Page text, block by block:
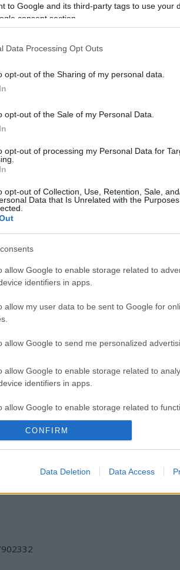
to Google and its third-party tags to use your
consent section.
Data Processing Opt Outs
opt-out of the Sharing of my personal data.
opt-out of the Sale of my Personal Data.
opt-out of processing my Personal Data for
opt-out of Collection, Use, Retention, Sale,
Data that Is Unrelated with the
allow Google to enable storage related to
identifiers in apps.
allow my user data to be sent to Google for
allow Google to send me personalized
allow Google to enable storage related to
identifiers in apps.
allow Google to enable storage related to
allow Google to enable storage related to
allow Google to enable storage related to
CONFIRM
Data Deletion Data Access
A két ország együttműködik a
Magyar Nemzeti Digitális Archívum
így közös erőfeszítéssel
kulturális örökség hosszú
kultúrkincs bárki számára
az Europeanán keresztül.
szabályozza a kétoldalú
a tudományos élet területén. A mostani
a felek háromévente
konkrét irányokat,
Kultúráért Felelős
Obuljen délután megnyitja a Horvát
című kiállítást a Néprajzi Múzeumban.
SZÁGULDÁS,
SÁRKÁNYOK,
ROSSZFIÚK – A
NYÁR 10
LEGKEDVELTEBB
MAGYARORSZÁGON
ŐRÜLT NAP,
ŐRÜLT FILM: JÖN
AZ